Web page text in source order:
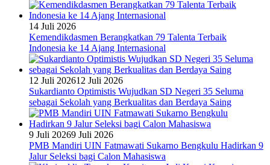
14 Juli 2026
Kemendikdasmen Berangkatkan 79 Talenta Terbaik
Indonesia ke 14 Ajang Internasional
12 Juli 202612 Juli 2026
Sukardianto Optimistis Wujudkan SD Negeri 35 Seluma
sebagai Sekolah yang Berkualitas dan Berdaya Saing
9 Juli 20269 Juli 2026
PMB Mandiri UIN Fatmawati Sukarno Bengkulu Hadirkan 9
Jalur Seleksi bagi Calon Mahasiswa